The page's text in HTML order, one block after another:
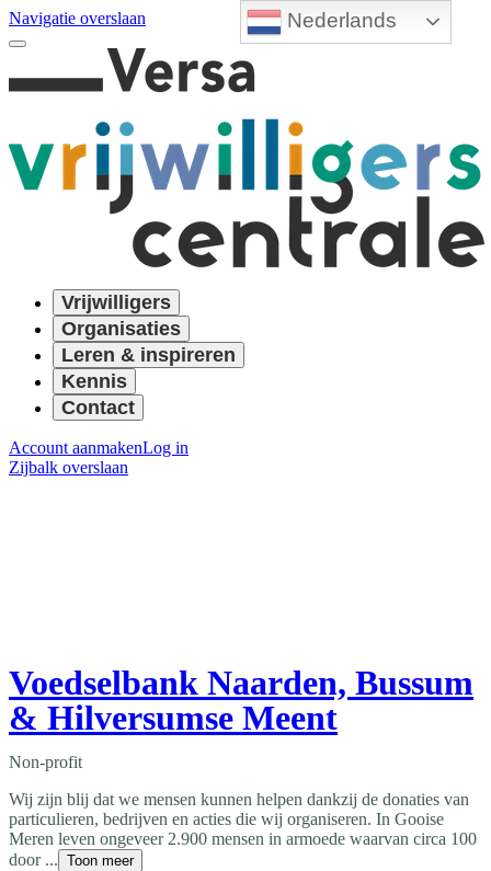
Nederlands
Navigatie overslaan
Vrijwilligers
Organisaties
Leren & inspireren
Kennis
Contact
Account aanmakenLog in
Zijbalk overslaan
Voedselbank Naarden, Bussum
& Hilversumse Meent
Non-profit
Wij zijn blij dat we mensen kunnen helpen dankzij de donaties van
particulieren, bedrijven en acties die wij organiseren. In Gooise
Meren leven ongeveer 2.900 mensen in armoede waarvan circa 100
door ... Toon meer